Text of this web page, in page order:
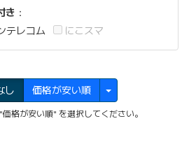
き ：
テレコム にこスマ
し 価格が安い順
格が安い順" を選択してください。